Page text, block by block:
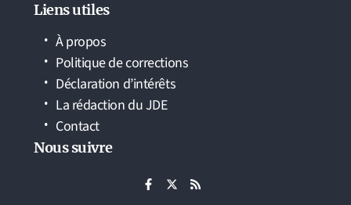
Liens utiles
À propos
Politique de corrections
Déclaration d’intérêts
La rédaction du JDE
Contact
Nous suivre